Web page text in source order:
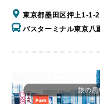
東京都墨田区押上1-1-2
バスターミナル東京八
旅の